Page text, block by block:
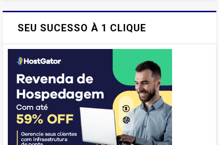
SEU SUCESSO À 1 CLIQUE